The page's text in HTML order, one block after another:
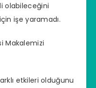
olabileceğini
işe yaramadı.
Makalemizi
etkileri olduğunu